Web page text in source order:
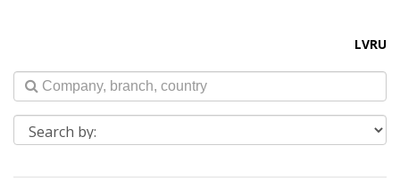
LVRU